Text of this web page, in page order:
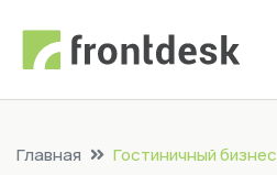
Главная Гостиничный бизнес